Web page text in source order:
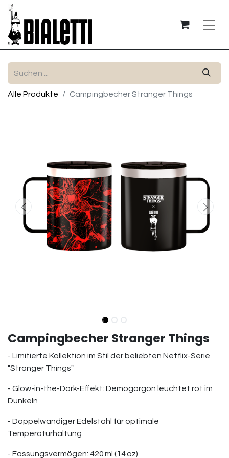
Alle Produkte Campingbecher Stranger Things
Campingbecher Stranger Things
- Limitierte Kollektion im Stil der beliebten Netflix-Serie
"Stranger Things"
- Glow-in-the-Dark-Effekt: Demogorgon leuchtet rot im
Dunkeln
- Doppelwandiger Edelstahl für optimale
Temperaturhaltung
- Fassungsvermögen: 420 ml (14 oz)